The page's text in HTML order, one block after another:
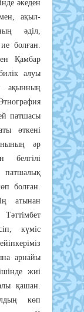
әкеден
ақыл-
әділ,
болған.
Қамбар
алуы
ақынның
патшасы
өткені
әр
белгілі
патшалық
болған.
атынан
күміс
арнайы
жиі
қашан.
көп